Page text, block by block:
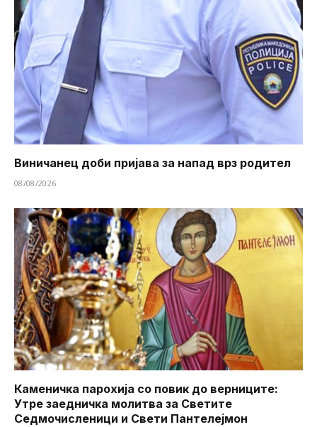
Виничанец доби пријава за напад врз родител
08/08/2026
Каменичка парохија со повик до верниците:
Утре заедничка молитва за Светите
Седмочисленици и Свети Пантелејмон